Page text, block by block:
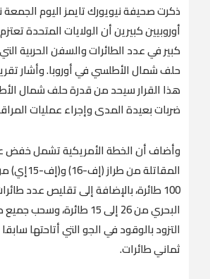
ذكرت ‌صحيفة نيويورك تايمز اليوم
أوروبيين كبيرين أن الولايات المتحدة
كبير في عدد الطائرات والسفن الحربية
حلف شمال الأطلسي في أوروبا. وأشار
هذا القرار سيحد من قدرة حلف شمال
ضربات ‌بعيدة المدى ‌وإجراء عمليات
وأضاف ​أن ‌الخطة ⁠الأمريكية ​تشمل خفض
100 طائرة، بالإضافة إلى تقليص عدد
البحري من 26 إلى 15 طائرة،
التزود بالوقود في ‌الجو التي ‌أتاحتها
ثماني ​طائرات.